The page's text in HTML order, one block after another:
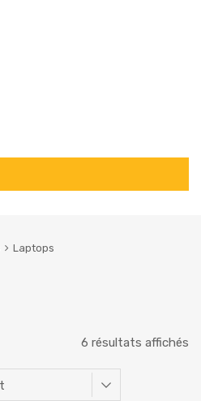
Laptops
6 résultats affichés